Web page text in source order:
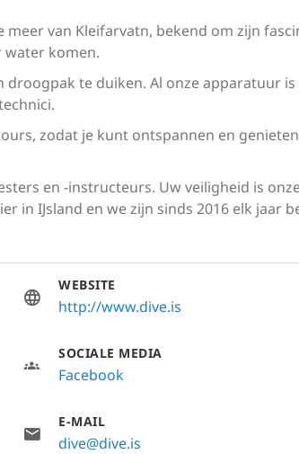
van Kleifarvatn, bekend om zijn
komen.
te duiken. Al onze apparatuur
zodat je kunt ontspannen en
en -instructeurs. Uw veiligheid is
in IJsland en we zijn sinds 2016 elk jaar
WEBSITE
http://www.dive.is
SOCIALE MEDIA
Facebook
E-MAIL
dive@dive.is